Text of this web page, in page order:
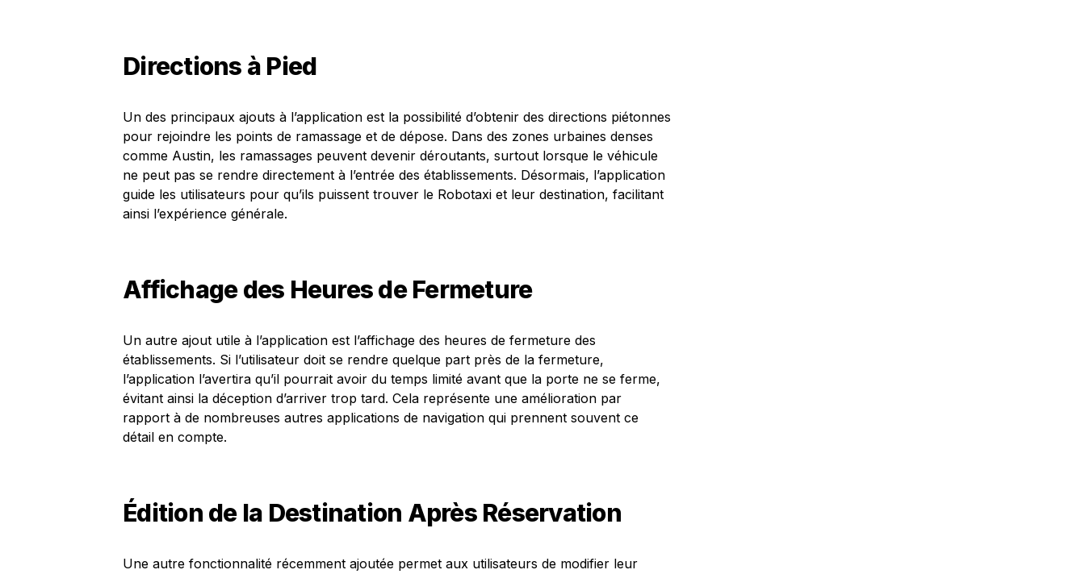
Directions à Pied
Un des principaux ajouts à l’application est la possibilité d’obtenir des directions piétonnes
pour rejoindre les points de ramassage et de dépose. Dans des zones urbaines denses
comme Austin, les ramassages peuvent devenir déroutants, surtout lorsque le véhicule
ne peut pas se rendre directement à l’entrée des établissements. Désormais, l’application
guide les utilisateurs pour qu’ils puissent trouver le Robotaxi et leur destination, facilitant
ainsi l’expérience générale.
Affichage des Heures de Fermeture
Un autre ajout utile à l’application est l’affichage des heures de fermeture des
établissements. Si l’utilisateur doit se rendre quelque part près de la fermeture,
l’application l’avertira qu’il pourrait avoir du temps limité avant que la porte ne se ferme,
évitant ainsi la déception d’arriver trop tard. Cela représente une amélioration par
rapport à de nombreuses autres applications de navigation qui prennent souvent ce
détail en compte.
Édition de la Destination Après Réservation
Une autre fonctionnalité récemment ajoutée permet aux utilisateurs de modifier leur